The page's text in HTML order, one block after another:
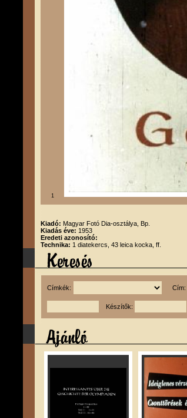
1
Kiadó: Magyar Fotó Dia-osztálya, Bp.
Kiadás éve: 1953
Eredeti azonosító:
Technika: 1 diatekercs, 43 leica kocka, ff.
Címkék: Cím:
Készítők: